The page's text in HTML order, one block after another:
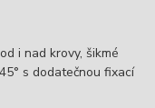
i nad krovy, šikmé
s dodatečnou fixací